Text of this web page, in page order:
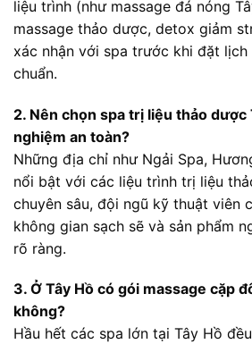
liệu trình (như massage đá nóng
massage thảo dược, detox giảm
xác nhận với spa trước khi đặt lịch
chuẩn.
2. Nên chọn spa trị liệu thảo dược
nghiệm an toàn?
Những địa chỉ như Ngải Spa,
nổi bật với các liệu trình trị liệu
chuyên sâu, đội ngũ kỹ thuật viên
không gian sạch sẽ và sản phẩm
rõ ràng.
3. Ở Tây Hồ có gói massage cặp
không?
Hầu hết các spa lớn tại Tây Hồ